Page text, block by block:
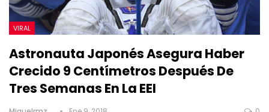
VIRAL
Astronauta Japonés Asegura Haber
Crecido 9 Centímetros Después De
Tres Semanas En La EEI